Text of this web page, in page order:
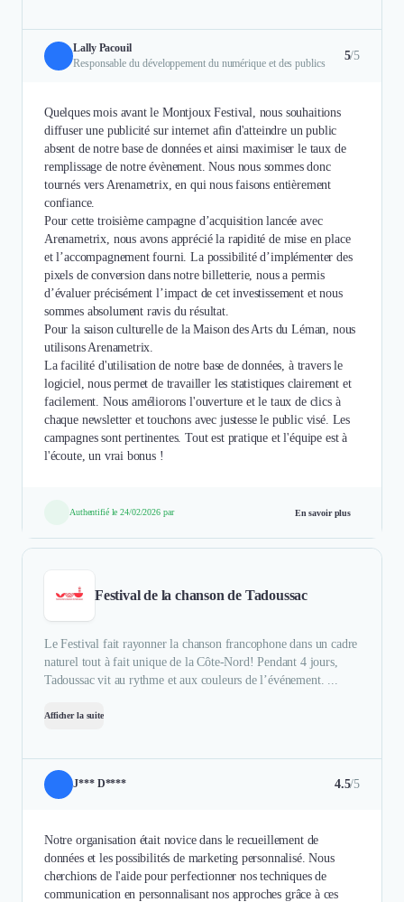
Lally Pacouil
Responsable du développement du numérique et des publics
5/5
Quelques mois avant le Montjoux Festival, nous souhaitions
diffuser une publicité sur internet afin d'atteindre un public
absent de notre base de données et ainsi maximiser le taux de
remplissage de notre évènement. Nous nous sommes donc
tournés vers Arenametrix, en qui nous faisons entièrement
confiance.
Pour cette troisième campagne d’acquisition lancée avec
Arenametrix, nous avons apprécié la rapidité de mise en place
et l’accompagnement fourni. La possibilité d’implémenter des
pixels de conversion dans notre billetterie, nous a permis
d’évaluer précisément l’impact de cet investissement et nous
sommes absolument ravis du résultat.
Pour la saison culturelle de la Maison des Arts du Léman, nous
utilisons Arenametrix.
La facilité d'utilisation de notre base de données, à travers le
logiciel, nous permet de travailler les statistiques clairement et
facilement. Nous améliorons l'ouverture et le taux de clics à
chaque newsletter et touchons avec justesse le public visé. Les
campagnes sont pertinentes. Tout est pratique et l'équipe est à
l'écoute, un vrai bonus !
Authentifié le 24/02/2026 par En savoir plus
Festival de la chanson de Tadoussac
Le Festival fait rayonner la chanson francophone dans un cadre
naturel tout à fait unique de la Côte-Nord! Pendant 4 jours,
Tadoussac vit au rythme et aux couleurs de l’événement. ...
Afficher la suite
J*** D**** 4.5/5
Notre organisation était novice dans le recueillement de
données et les possibilités de marketing personnalisé. Nous
cherchions de l'aide pour perfectionner nos techniques de
communication en personnalisant nos approches grâce à ces